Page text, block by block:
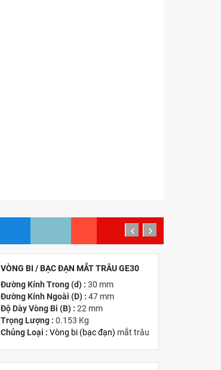
VÒNG BI / BẠC ĐẠN MẮT TRÂU GE30
Đường Kính Trong (d) : 30 mm
Đường Kính Ngoài (D) : 47 mm
Độ Dày Vòng Bi (B) : 22 mm
Trọng Lượng :0.153 Kg
Chủng Loại :Vòng bi (bạc đạn) mắt trâu
prev next